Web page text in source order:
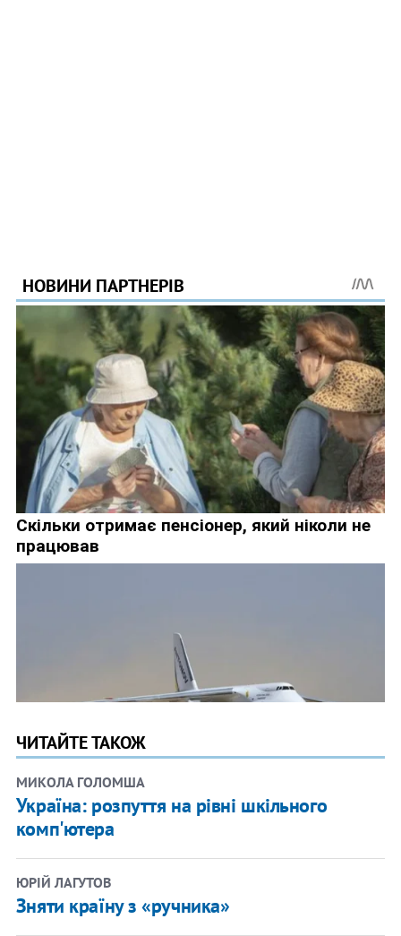
ЧИТАЙТЕ ТАКОЖ
МИКОЛА ГОЛОМША
Україна: розпуття на рівні шкільного
комп'ютера
ЮРІЙ ЛАГУТОВ
Зняти країну з «ручника»